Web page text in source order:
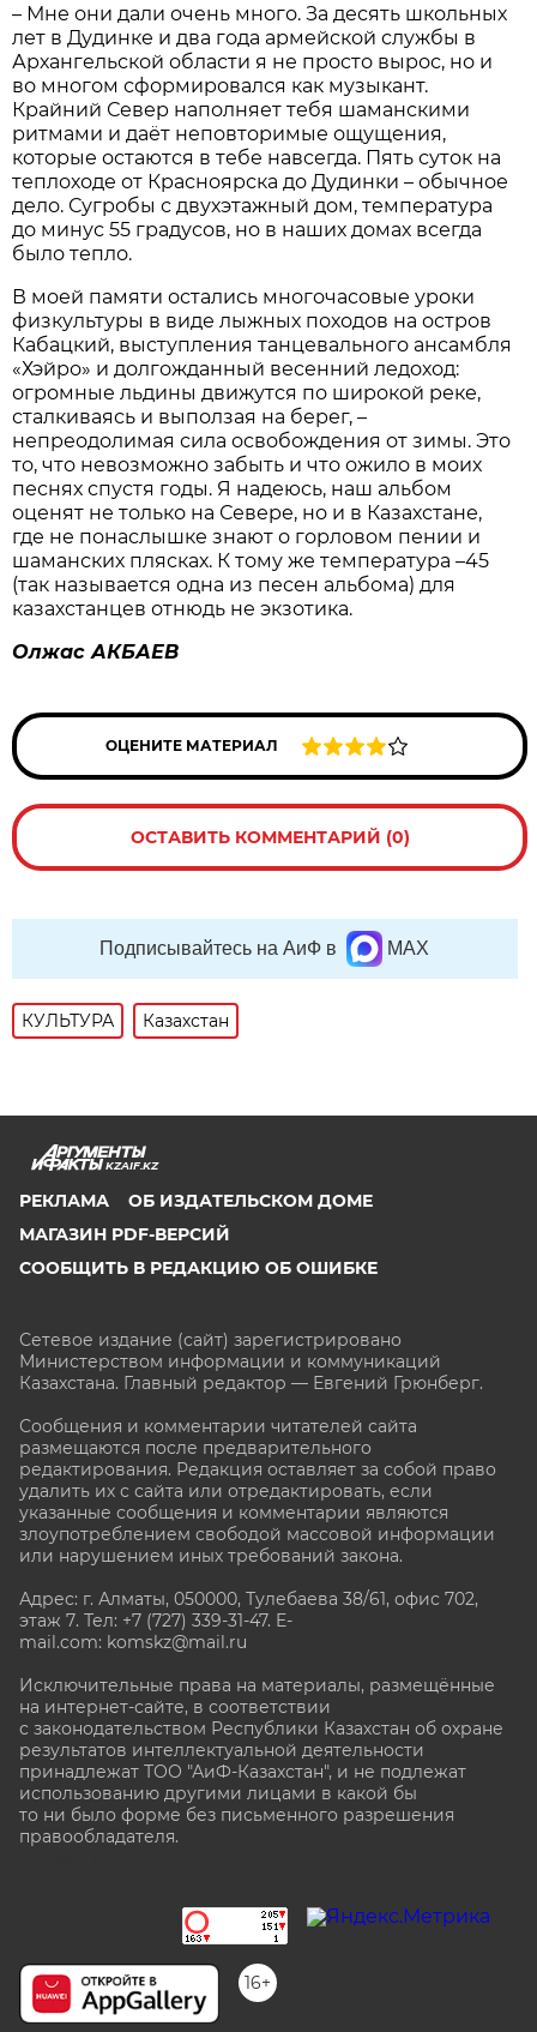
– Мне они дали очень много. За десять школьных
лет в Дудинке и два года армейской службы в
Архангельской области я не просто вырос, но и
во многом сформировался как музыкант.
Крайний Север наполняет тебя шаманскими
ритмами и даёт неповторимые ощущения,
которые остаются в тебе навсегда. Пять суток на
теплоходе от Красноярска до Дудинки – обычное
дело. Сугробы с двухэтажный дом, температура
до минус 55 градусов, но в наших домах всегда
было тепло.
В моей памяти остались многочасовые уроки
физкультуры в виде лыжных походов на остров
Кабацкий, выступления танцевального ансамбля
«Хэйро» и долгожданный весенний ледоход:
огромные льдины движутся по широкой реке,
сталкиваясь и выползая на берег, –
непреодолимая сила освобождения от зимы. Это
то, что невозможно забыть и что ожило в моих
песнях спустя годы. Я надеюсь, наш альбом
оценят не только на Севере, но и в Казахстане,
где не понаслышке знают о горловом пении и
шаманских плясках. К тому же температура –45
(так называется одна из песен альбома) для
казахстанцев отнюдь не экзотика.
Олжас АКБАЕВ
ОЦЕНИТЕ МАТЕРИАЛ
ОСТАВИТЬ КОММЕНТАРИЙ (0)
Подписывайтесь на АиФ в MAX
КУЛЬТУРА Казахстан
KZAIF.KZ
РЕКЛАМА
ОБ ИЗДАТЕЛЬСКОМ ДОМЕ
МАГАЗИН PDF-ВЕРСИЙ
СООБЩИТЬ В РЕДАКЦИЮ ОБ ОШИБКЕ
Сетевое издание (сайт) зарегистрировано
Министерством информации и коммуникаций
Казахстана. Главный редактор — Евгений Грюнберг.
Сообщения и комментарии читателей сайта
размещаются после предварительного
редактирования. Редакция оставляет за собой право
удалить их с сайта или отредактировать, если
указанные сообщения и комментарии являются
злоупотреблением свободой массовой информации
или нарушением иных требований закона.
Адрес: г. Алматы, 050000, Тулебаева 38/61, офис 702,
этаж 7. Тел: +7 (727) 339-31-47. E-
mail.com: komskz@mail.ru
Исключительные права на материалы, размещённые
на интернет-сайте, в соответствии
с законодательством Республики Казахстан об охране
результатов интеллектуальной деятельности
принадлежат ТОО "АиФ-Казахстан", и не подлежат
использованию другими лицами в какой бы
то ни было форме без письменного разрешения
правообладателя.
16+